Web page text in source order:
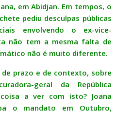
em Abidjan. Em tempos, o
pediu desculpas públicas
envolvendo o ex-vice-
não tem a mesma falta de
não é muito diferente.
prazo e de contexto, sobre
geral da República
a ver com isto? Joana
o mandato em Outubro,